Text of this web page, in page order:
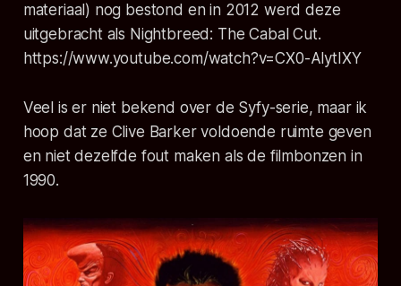
materiaal) nog bestond en in 2012 werd deze
uitgebracht als Nightbreed: The Cabal Cut.
https://www.youtube.com/watch?v=CX0-AlytIXY
Veel is er niet bekend over de Syfy-serie, maar ik
hoop dat ze Clive Barker voldoende ruimte geven
en niet dezelfde fout maken als de filmbonzen in
1990.